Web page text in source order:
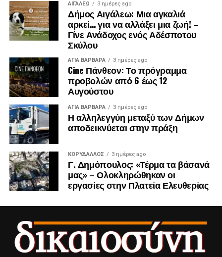
ΑΙΓΑΛΕΩ 3 ημέρες ago
Δήμος Αιγάλεω: Μια αγκαλιά
αρκεί… για να αλλάξει μια ζωή! –
Γίνε Ανάδοχος ενός Αδέσποτου
Σκύλου
ΑΓΙΑ ΒΑΡΒΑΡΑ 3 ημέρες ago
Cine Πάνθεον: Το πρόγραμμα
προβολών από 6 έως 12
Αυγούστου
ΑΓΙΑ ΒΑΡΒΑΡΑ 3 ημέρες ago
Η αλληλεγγύη μεταξύ των Δήμων
αποδεικνύεται στην πράξη
ΚΟΡΥΔΑΛΛΟΣ 3 ημέρες ago
Γ. Δημόπουλος: «Τέρμα τα βάσανά
μας» – Ολοκληρώθηκαν οι
εργασίες στην Πλατεία Ελευθερίας